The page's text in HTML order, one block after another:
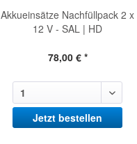
Akkueinsätze Nachfüllpack 2 x
12 V - SAL | HD
78,00 € *
Jetzt bestellen